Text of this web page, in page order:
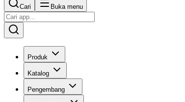
Cari Buka menu
Produk
Katalog
Pengembang